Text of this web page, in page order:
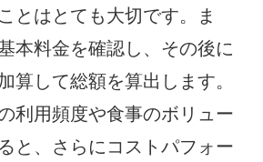
とはとても大切です。ま
本料金を確認し、その後に
算して総額を算出します。
利用頻度や食事のボリュー
と、さらにコストパフォー